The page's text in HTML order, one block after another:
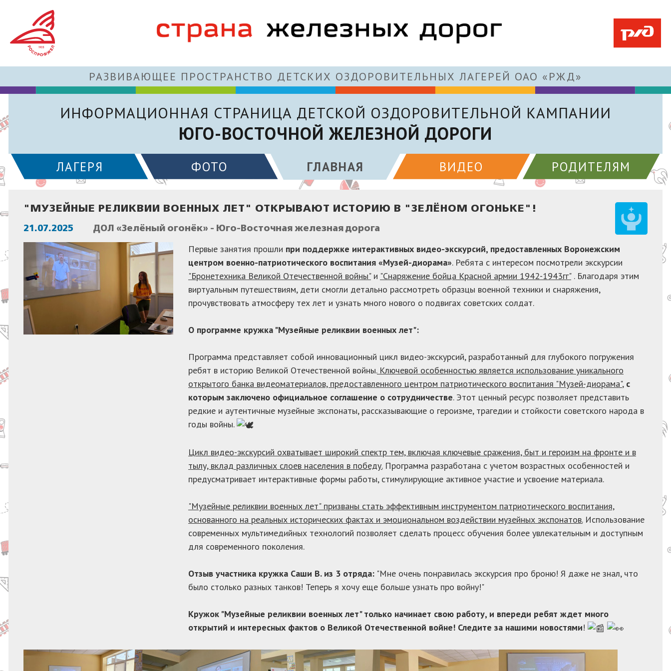
РАЗВИВАЮЩЕЕ ПРОСТРАНСТВО ДЕТСКИХ ОЗДОРОВИТЕЛЬНЫХ ЛАГЕРЕЙ ОАО «РЖД»
ИНФОРМАЦИОННАЯ СТРАНИЦА ДЕТСКОЙ ОЗДОРОВИТЕЛЬНОЙ КАМПАНИИ
ЮГО-ВОСТОЧНОЙ ЖЕЛЕЗНОЙ ДОРОГИ
ЛАГЕРЯ ФОТО ГЛАВНАЯ ВИДЕО РОДИТЕЛЯМ
"МУЗЕЙНЫЕ РЕЛИКВИИ ВОЕННЫХ ЛЕТ" ОТКРЫВАЮТ ИСТОРИЮ В "ЗЕЛЁНОМ ОГОНЬКЕ"!
21.07.2025 ДОЛ «Зелёный огонёк» - Юго-Восточная железная дорога
Первые занятия прошли при поддержке интерактивных видео-экскурсий, предоставленных Воронежским
центром военно-патриотического воспитания «Музей-диорама». Ребята с интересом посмотрели экскурсии
"Бронетехника Великой Отечественной войны"и "Снаряжение бойца Красной армии 1942-1943гг". Благодаря этим
виртуальным путешествиям, дети смогли детально рассмотреть образцы военной техники и снаряжения,
прочувствовать атмосферу тех лет и узнать много нового о подвигах советских солдат.
О программе кружка "Музейные реликвии военных лет":
Программа представляет собой инновационный цикл видео-экскурсий, разработанный для глубокого погружения
ребят в историю Великой Отечественной войны.Ключевой особенностью является использование уникального
открытого банка видеоматериалов, предоставленного центром патриотического воспитания "Музей-диорама", с
которым заключено официальное соглашение о сотрудничестве. Этот ценный ресурс позволяет представить
редкие и аутентичные музейные экспонаты, рассказывающие о героизме, трагедии и стойкости советского народа в
годы войны.
Цикл видео-экскурсий охватывает широкий спектр тем, включая ключевые сражения, быт и героизм на фронте и в
тылу, вклад различных слоев населения в победу.Программа разработана с учетом возрастных особенностей и
предусматривает интерактивные формы работы, стимулирующие активное участие и усвоение материала.
"Музейные реликвии военных лет" призваны стать эффективным инструментом патриотического воспитания,
основанного на реальных исторических фактах и эмоциональном воздействии музейных экспонатов.Использование
современных мультимедийных технологий позволяет сделать процесс обучения более увлекательным и доступным
для современного поколения.
Отзыв участника кружка Саши В. из 3 отряда: "Мне очень понравилась экскурсия про броню! Я даже не знал, что
было столько разных танков! Теперь я хочу еще больше узнать про войну!"
Кружок "Музейные реликвии военных лет" только начинает свою работу, и впереди ребят ждет много
открытий и интересных фактов о Великой Отечественной войне! Следите за нашими новостями!